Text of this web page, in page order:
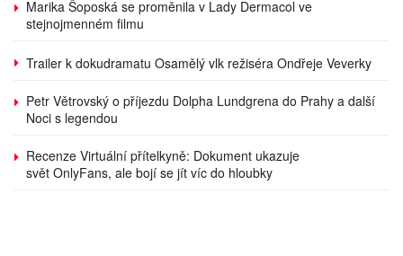
Marika Šoposká se proměnila v Lady Dermacol ve
stejnojmenném filmu
Trailer k dokudramatu Osamělý vlk režiséra Ondřeje Veverky
Petr Větrovský o příjezdu Dolpha Lundgrena do Prahy a další
Noci s legendou
Recenze Virtuální přítelkyně: Dokument ukazuje
svět OnlyFans, ale bojí se jít víc do hloubky